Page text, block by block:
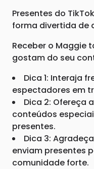
Presentes do
forma divertida de
Receber o Maggie
gostam do seu
Dica 1: Interaja
espectadores em
Dica 2: Ofereça
conteúdos
presentes.
Dica 3:
enviam presentes
comunidade forte.